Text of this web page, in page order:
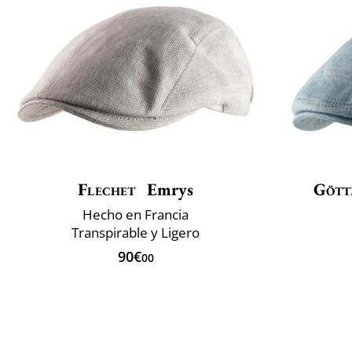
Flechet Emrys
Hecho en Francia
Transpirable y Ligero
90€00